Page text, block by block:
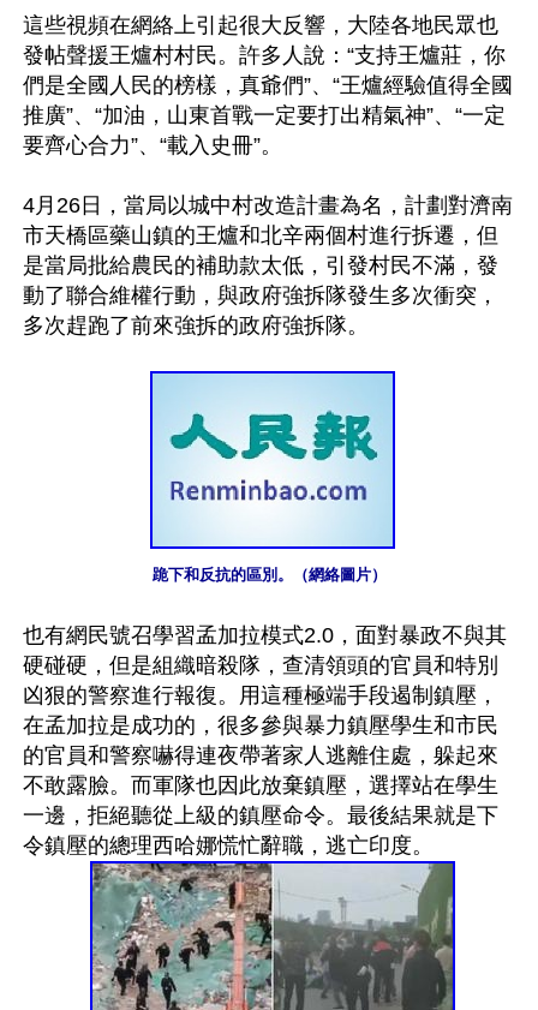
這些視頻在網絡上引起很大反響，大陸各地民眾也
發帖聲援王爐村村民。許多人說：“支持王爐莊，你
們是全國人民的榜樣，真爺們”、“王爐經驗值得全國
推廣”、“加油，山東首戰一定要打出精氣神”、“一定
要齊心合力”、“載入史冊”。
4月26日，當局以城中村改造計畫為名，計劃對濟南
市天橋區藥山鎮的王爐和北辛兩個村進行拆遷，但
是當局批給農民的補助款太低，引發村民不滿，發
動了聯合維權行動，與政府強拆隊發生多次衝突，
多次趕跑了前來強拆的政府強拆隊。
跪下和反抗的區別。（網絡圖片）
也有網民號召學習孟加拉模式2.0，面對暴政不與其
硬碰硬，但是組織暗殺隊，查清領頭的官員和特別
凶狠的警察進行報復。用這種極端手段遏制鎮壓，
在孟加拉是成功的，很多參與暴力鎮壓學生和市民
的官員和警察嚇得連夜帶著家人逃離住處，躲起來
不敢露臉。而軍隊也因此放棄鎮壓，選擇站在學生
一邊，拒絕聽從上級的鎮壓命令。最後結果就是下